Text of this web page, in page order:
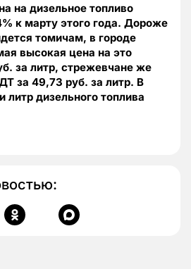
на дизельное топливо
к марту этого года. Дороже
томичам, в городе
высокая цена на это
за литр, стрежевчане же
за 49,73 руб. за литр. В
литр дизельного топлива